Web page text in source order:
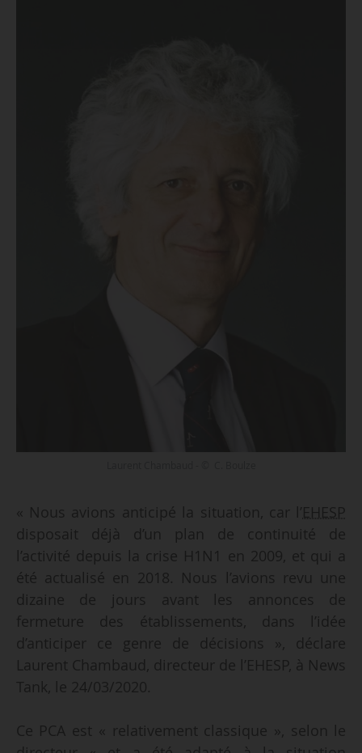
« Nous avions anticipé la situation, car l’EHESP
disposait déjà d’un plan de continuité de
l’activité depuis la crise H1N1 en 2009, et qui a
été actualisé en 2018. Nous l’avions revu une
dizaine de jours avant les annonces de
fermeture des établissements, dans l’idée
d’anticiper ce genre de décisions », déclare
Laurent Chambaud, directeur de l’EHESP, à News
Tank, le 24/03/2020.
Ce PCA est « relativement classique », selon le